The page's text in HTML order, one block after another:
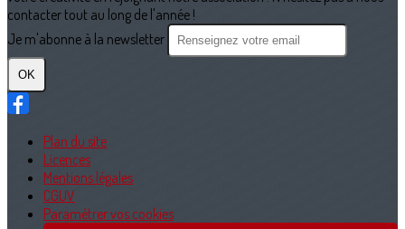
contacter tout au long de l'année !
Je m'abonne à la newsletter
OK
Plan du site
Licences
Mentions légales
CGUV
Paramétrer vos cookies